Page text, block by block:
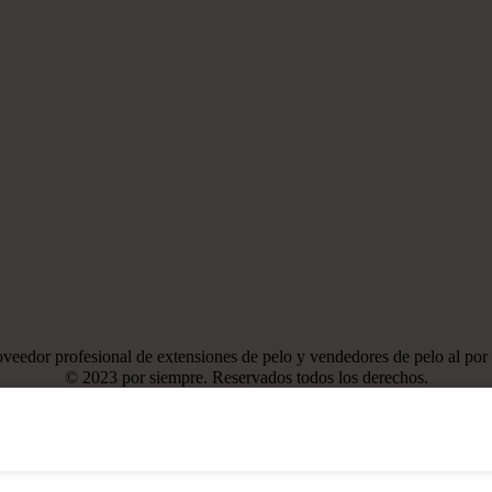
profesional de extensiones de pelo y vendedores de pelo al por
© 2023 por siempre. Reservados todos los derechos.